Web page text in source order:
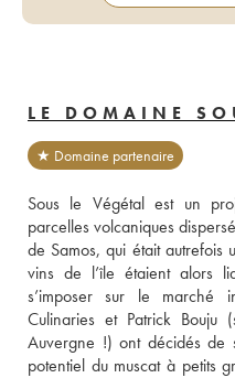
LE DOMAINE
★ Domaine partenaire
Sous le Végétal est un
parcelles volcaniques
de Samos, qui était autrefois
vins de l’île étaient alors
s’imposer sur le marché
Culinaries et Patrick
Auvergne !) ont décidés de
potentiel du muscat à petits